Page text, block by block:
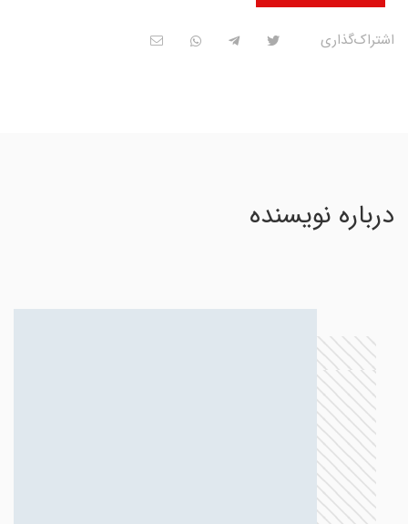
اشتراک‌گذاری
درباره نویسنده